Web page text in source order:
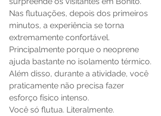
Nas flutuações, depois dos primeiros
minutos, a experiência se torna
extremamente confortável.
Principalmente porque o neoprene
ajuda bastante no isolamento térmico.
Além disso, durante a atividade, você
praticamente não precisa fazer
esforço físico intenso.
Você só flutua. Literalmente.